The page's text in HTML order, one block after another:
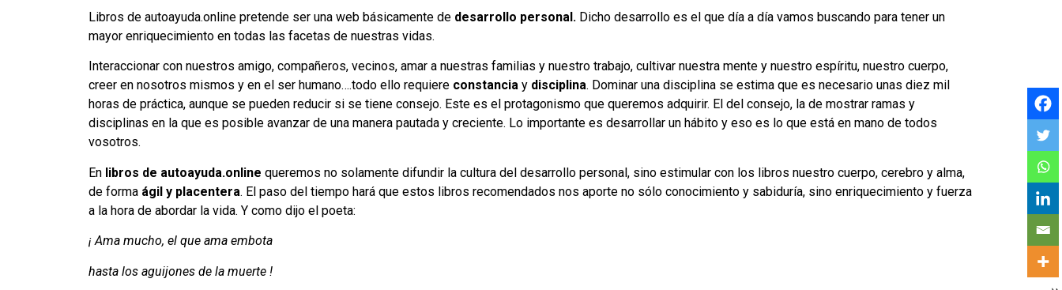
Libros de autoayuda.online pretende ser una web básicamente de desarrollo personal. Dicho desarrollo es el que día a día vamos buscando para tener un
mayor enriquecimiento en todas las facetas de nuestras vidas.
Interaccionar con nuestros amigo, compañeros, vecinos, amar a nuestras familias y nuestro trabajo, cultivar nuestra mente y nuestro espíritu, nuestro cuerpo,
creer en nosotros mismos y en el ser humano….todo ello requiere constancia y disciplina. Dominar una disciplina se estima que es necesario unas diez mil
horas de práctica, aunque se pueden reducir si se tiene consejo. Este es el protagonismo que queremos adquirir. El del consejo, la de mostrar ramas y
disciplinas en la que es posible avanzar de una manera pautada y creciente. Lo importante es desarrollar un hábito y eso es lo que está en mano de todos
vosotros.
En libros de autoayuda.online queremos no solamente difundir la cultura del desarrollo personal, sino estimular con los libros nuestro cuerpo, cerebro y alma,
de forma ágil y placentera. El paso del tiempo hará que estos libros recomendados nos aporte no sólo conocimiento y sabiduría, sino enriquecimiento y fuerza
a la hora de abordar la vida. Y como dijo el poeta:
¡ Ama mucho, el que ama embota
hasta los aguijones de la muerte !